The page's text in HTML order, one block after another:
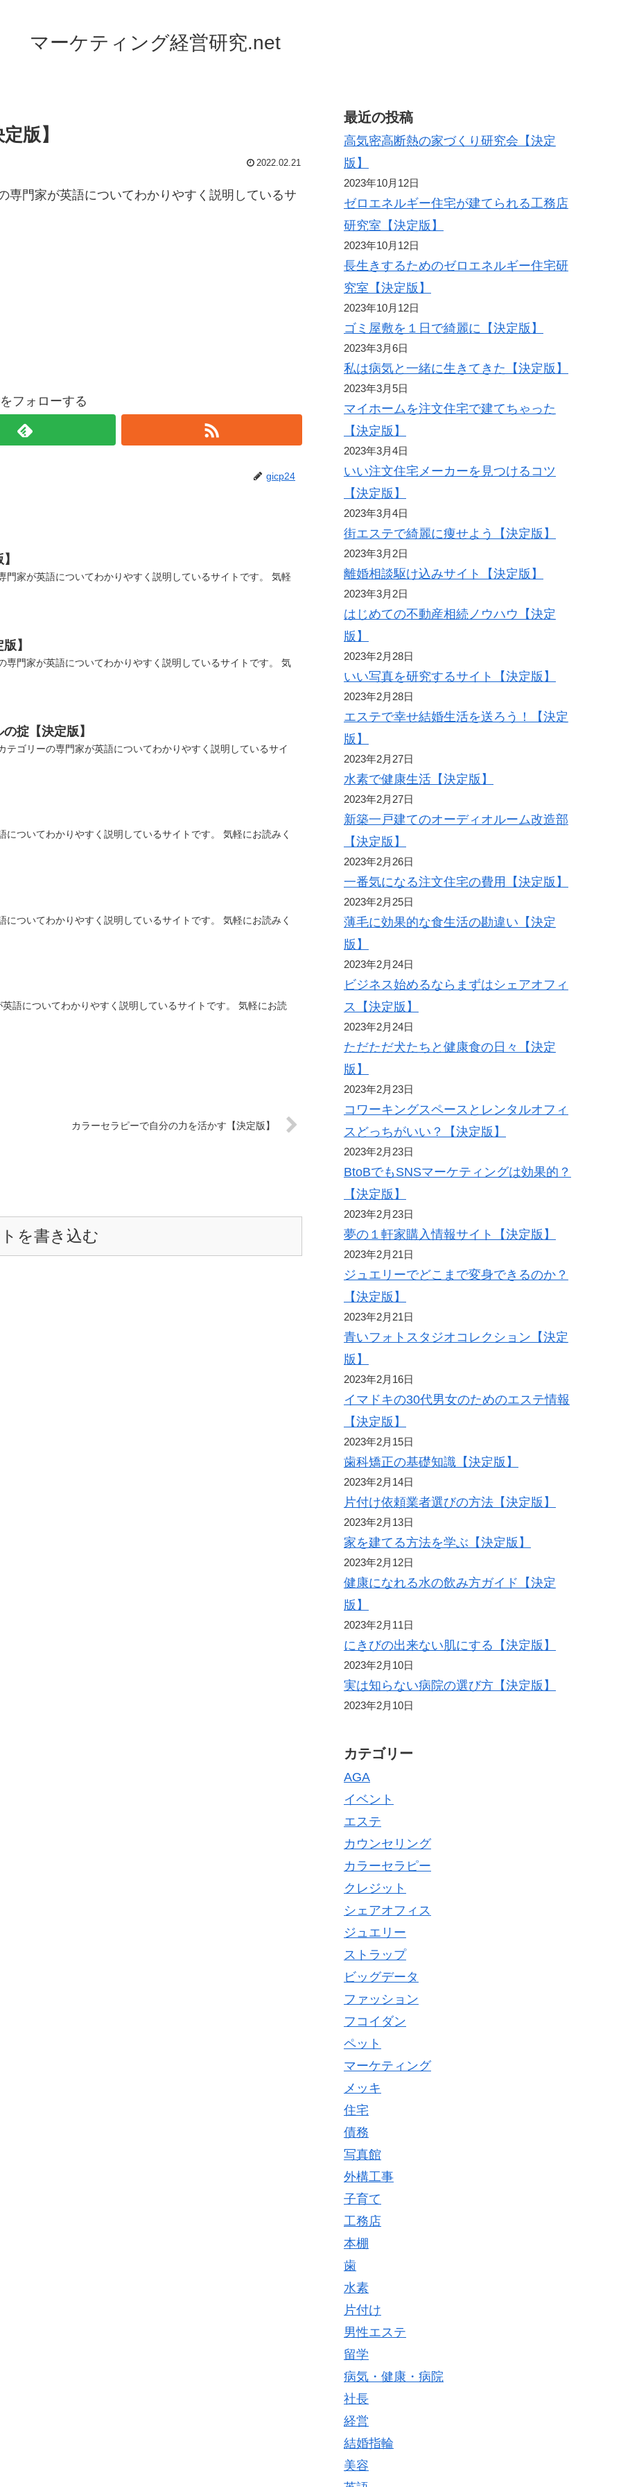
マーケティング経営研究.net
版】
2022.02.21
専門家が英語についてわかりやすく説明しているサ
フォローする
gicp24
家が英語についてわかりやすく説明しているサイトです。 気軽
】
門家が英語についてわかりやすく説明しているサイトです。 気
掟【決定版】
ゴリーの専門家が英語についてわかりやすく説明しているサイ
ついてわかりやすく説明しているサイトです。 気軽にお読みく
ついてわかりやすく説明しているサイトです。 気軽にお読みく
語についてわかりやすく説明しているサイトです。 気軽にお読
カラーセラピーで自分の力を活かす【決定版】
を書き込む
最近の投稿
高気密高断熱の家づくり研究会【決定
版】
2023年10月12日
ゼロエネルギー住宅が建てられる工務店
研究室【決定版】
2023年10月12日
長生きするためのゼロエネルギー住宅研
究室【決定版】
2023年10月12日
ゴミ屋敷を１日で綺麗に【決定版】
2023年3月6日
私は病気と一緒に生きてきた【決定版】
2023年3月5日
マイホームを注文住宅で建てちゃった
【決定版】
2023年3月4日
いい注文住宅メーカーを見つけるコツ
【決定版】
2023年3月4日
街エステで綺麗に痩せよう【決定版】
2023年3月2日
離婚相談駆け込みサイト【決定版】
2023年3月2日
はじめての不動産相続ノウハウ【決定
版】
2023年2月28日
いい写真を研究するサイト【決定版】
2023年2月28日
エステで幸せ結婚生活を送ろう！【決定
版】
2023年2月27日
水素で健康生活【決定版】
2023年2月27日
新築一戸建てのオーディオルーム改造部
【決定版】
2023年2月26日
一番気になる注文住宅の費用【決定版】
2023年2月25日
薄毛に効果的な食生活の勘違い【決定
版】
2023年2月24日
ビジネス始めるならまずはシェアオフィ
ス【決定版】
2023年2月24日
ただただ犬たちと健康食の日々【決定
版】
2023年2月23日
コワーキングスペースとレンタルオフィ
スどっちがいい？【決定版】
2023年2月23日
BtoBでもSNSマーケティングは効果的？
【決定版】
2023年2月23日
夢の１軒家購入情報サイト【決定版】
2023年2月21日
ジュエリーでどこまで変身できるのか？
【決定版】
2023年2月21日
青いフォトスタジオコレクション【決定
版】
2023年2月16日
イマドキの30代男女のためのエステ情報
【決定版】
2023年2月15日
歯科矯正の基礎知識【決定版】
2023年2月14日
片付け依頼業者選びの方法【決定版】
2023年2月13日
家を建てる方法を学ぶ【決定版】
2023年2月12日
健康になれる水の飲み方ガイド【決定
版】
2023年2月11日
にきびの出来ない肌にする【決定版】
2023年2月10日
実は知らない病院の選び方【決定版】
2023年2月10日
カテゴリー
AGA
イベント
エステ
カウンセリング
カラーセラピー
クレジット
シェアオフィス
ジュエリー
ストラップ
ビッグデータ
ファッション
フコイダン
ペット
マーケティング
メッキ
住宅
債務
写真館
外構工事
子育て
工務店
本棚
歯
水素
片付け
男性エステ
留学
病気・健康・病院
社長
経営
結婚指輪
美容